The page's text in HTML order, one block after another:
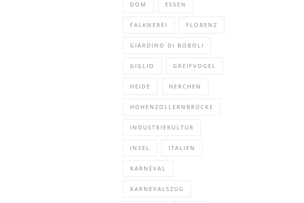
DOM ESSEN
FALKNEREI FLORENZ
GIARDINO DI BOBOLI
GIGLIO GREIFVOGEL
HEIDE HERCHEN
HOHENZOLLERNBRÜCKE
INDUSTRIEKULTUR
INSEL ITALIEN
KARNEVAL
KARNEVALSZUG